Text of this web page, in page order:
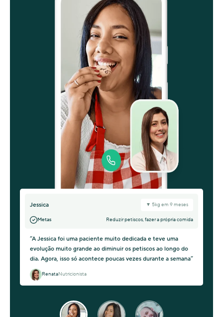
Jessica ▼ 5kg em 9 meses
Metas Reduzir petiscos, fazer a própria comida
“A Jessica foi uma paciente muito dedicada e teve uma
evolução muito grande ao diminuir os petiscos ao longo do
dia. Agora, isso só acontece poucas vezes durante a semana”
RenataNutricionista